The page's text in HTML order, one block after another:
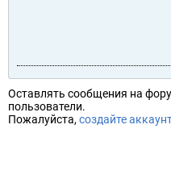
Оставлять сообщения на
пользователи.
Пожалуйста, создайте